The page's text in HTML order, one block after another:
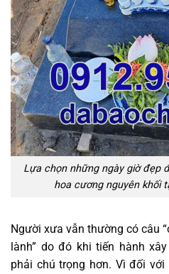
Lựa chọn những ngày giờ đẹp
hoa cương nguyên khối
Người xưa vẫn thường có câu
lành” do đó khi tiến hành
phải chú trọng hơn. Vì đối